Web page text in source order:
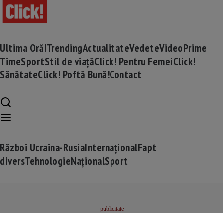
Ultima Oră!TrendingActualitateVedeteVideoPrime
TimeSportStil de viațăClick! Pentru FemeiClick!
SănătateClick! Poftă Bună!Contact
Război Ucraina-RusiaInternaționalFapt
diversTehnologieNaționalSport